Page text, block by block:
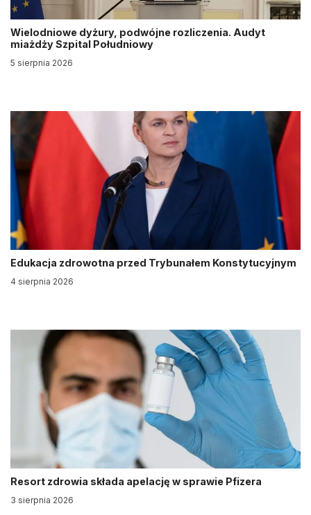
Wielodniowe dyżury, podwójne rozliczenia. Audyt
miażdży Szpital Południowy
5 sierpnia 2026
Edukacja zdrowotna przed Trybunałem Konstytucyjnym
4 sierpnia 2026
Resort zdrowia składa apelację w sprawie Pfizera
3 sierpnia 2026